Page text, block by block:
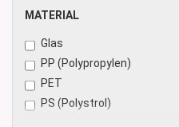
MATERIAL
MATERIAL
Glas
PP (Polypropylen)
PET
PS (Polystrol)